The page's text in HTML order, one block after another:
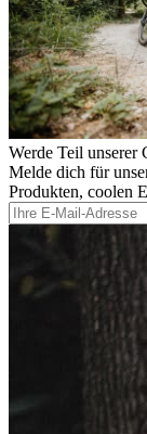
Werde Teil unserer
Melde dich für
Produkten, coolen